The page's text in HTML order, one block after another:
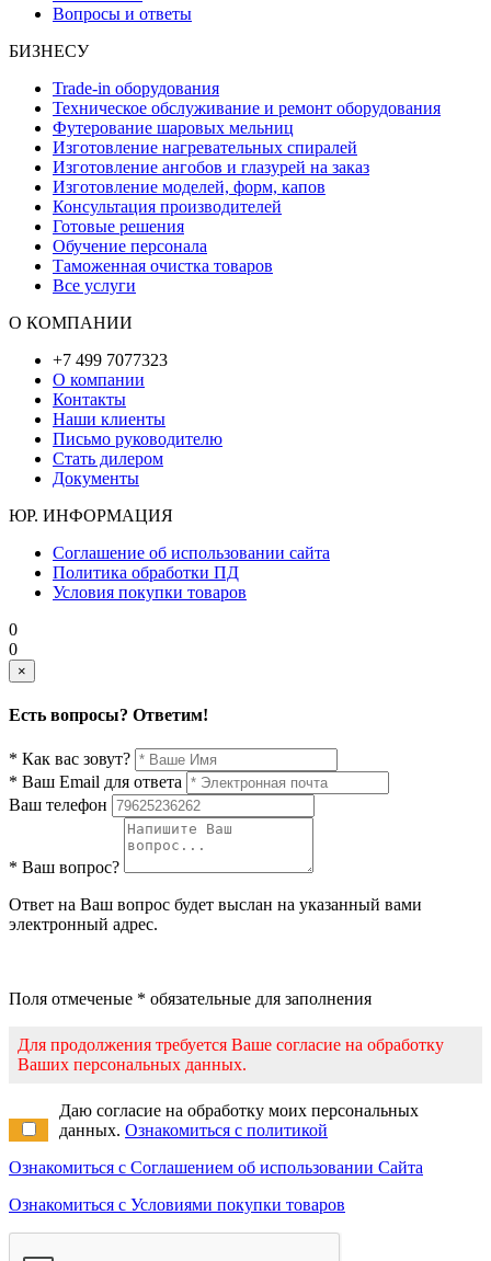
Вопросы и ответы
БИЗНЕСУ
Trade-in оборудования
Техническое обслуживание и ремонт оборудования
Футерование шаровых мельниц
Изготовление нагревательных спиралей
Изготовление ангобов и глазурей на заказ
Изготовление моделей, форм, капов
Консультация производителей
Готовые решения
Обучение персонала
Таможенная очистка товаров
Все услуги
О КОМПАНИИ
+7 499 7077323
О компании
Контакты
Наши клиенты
Письмо руководителю
Стать дилером
Документы
ЮР. ИНФОРМАЦИЯ
Соглашение об использовании сайта
Политика обработки ПД
Условия покупки товаров
0
0
×
Есть вопросы? Ответим!
* Как вас зовут?
* Ваш Email для ответа
Ваш телефон
* Ваш вопрос?
Ответ на Ваш вопрос будет выслан на указанный вами
электронный адрес.
Поля отмеченые * обязательные для заполнения
Для продолжения требуется Ваше согласие на обработку
Ваших персональных данных.
Даю согласие на обработку моих персональных
данных. Ознакомиться с политикой
Ознакомиться с Соглашением об использовании Сайта
Ознакомиться с Условиями покупки товаров